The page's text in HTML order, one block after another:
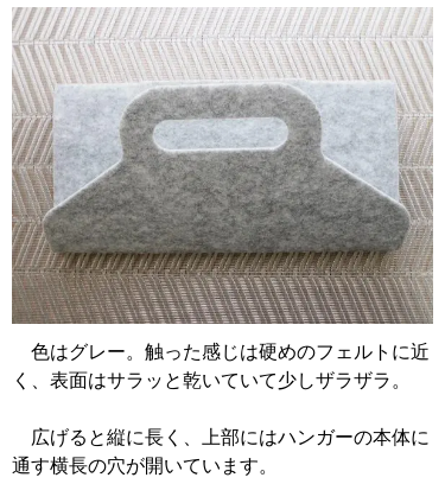
色はグレー。触った感じは硬めのフェルトに近
く、表面はサラッと乾いていて少しザラザラ。
広げると縦に長く、上部にはハンガーの本体に
通す横長の穴が開いています。